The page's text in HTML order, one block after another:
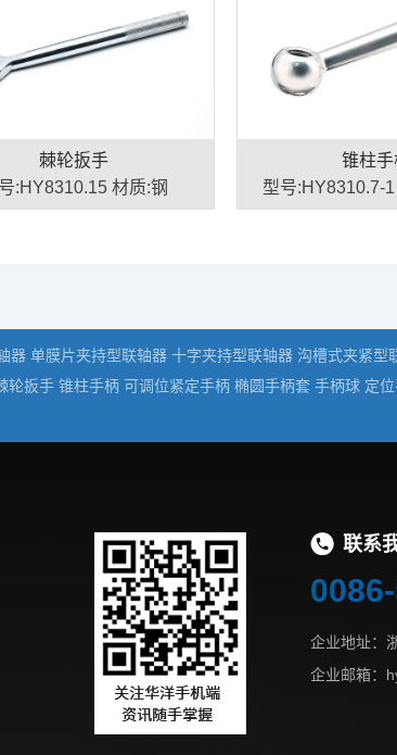
棘轮扳手
:HY8310.15 材质:钢
锥柱手
型号:HY8310.7-
器 单膜片夹持型联轴器 十字夹持型联轴器 沟槽式夹紧型
轮扳手 锥柱手柄 可调位紧定手柄 椭圆手柄套 手柄球 定
联系
企业地址：
企业邮箱：